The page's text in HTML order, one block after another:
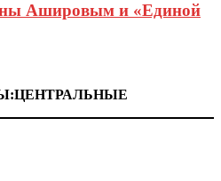
Ашировым и «Единой